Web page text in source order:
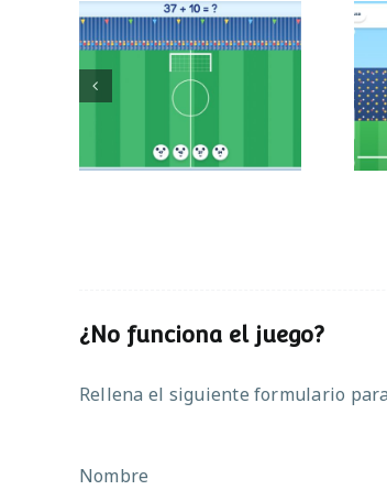
Mundial de
operaciones
¿No funciona el juego?
Rellena el siguiente formulario
Nombre